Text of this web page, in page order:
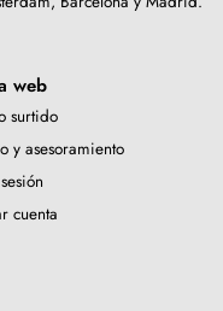
web
surtido
y asesoramiento
cuenta